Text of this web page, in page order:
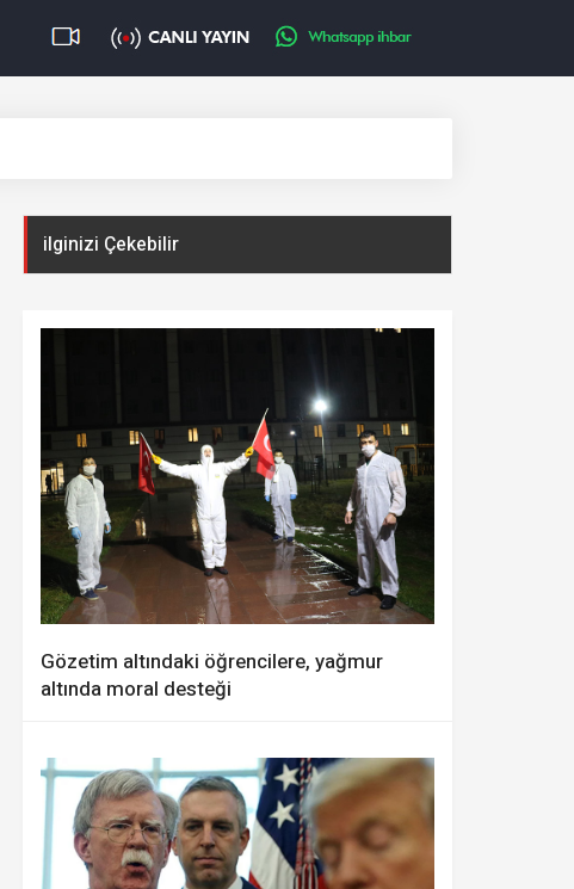
ilginizi Çekebilir
Gözetim altındaki öğrencilere, yağmur
altında moral desteği